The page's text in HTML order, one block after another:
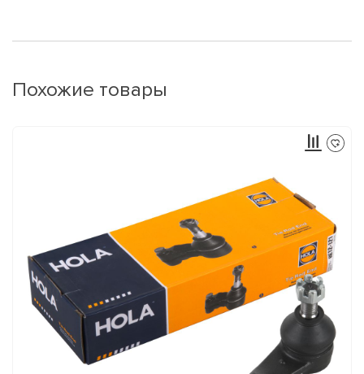
Похожие товары